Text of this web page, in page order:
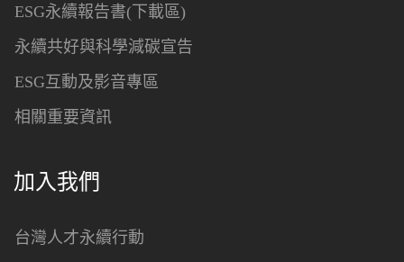
ESG永續報告書(下載區)
永續共好與科學減碳宣告
ESG互動及影音專區
相關重要資訊
加入我們
台灣人才永續行動